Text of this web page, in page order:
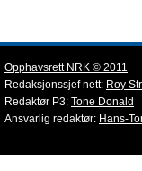
Opphavsrett NRK © 2011
Redaksjonssjef nett: Roy
Redaktør P3: Tone Donald
Ansvarlig redaktør: Hans-